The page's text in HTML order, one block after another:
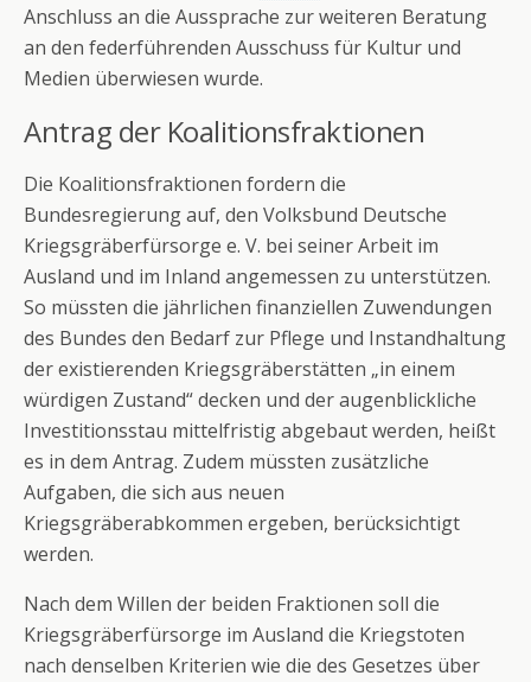
Anschluss an die Aussprache zur weiteren Beratung
an den federführenden Ausschuss für Kultur und
Medien überwiesen wurde.
Antrag der Koalitionsfraktionen
Die Koalitionsfraktionen fordern die
Bundesregierung auf, den Volksbund Deutsche
Kriegsgräberfürsorge e. V. bei seiner Arbeit im
Ausland und im Inland angemessen zu unterstützen.
So müssten die jährlichen finanziellen Zuwendungen
des Bundes den Bedarf zur Pflege und Instandhaltung
der existierenden Kriegsgräberstätten „in einem
würdigen Zustand“ decken und der augenblickliche
Investitionsstau mittelfristig abgebaut werden, heißt
es in dem Antrag. Zudem müssten zusätzliche
Aufgaben, die sich aus neuen
Kriegsgräberabkommen ergeben, berücksichtigt
werden.
Nach dem Willen der beiden Fraktionen soll die
Kriegsgräberfürsorge im Ausland die Kriegstoten
nach denselben Kriterien wie die des Gesetzes über